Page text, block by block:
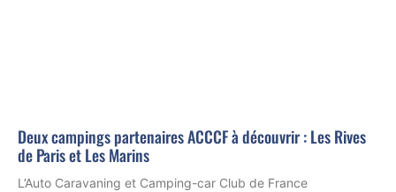
Deux campings partenaires ACCCF à découvrir : Les Rives
de Paris et Les Marins
L’Auto Caravaning et Camping-car Club de France